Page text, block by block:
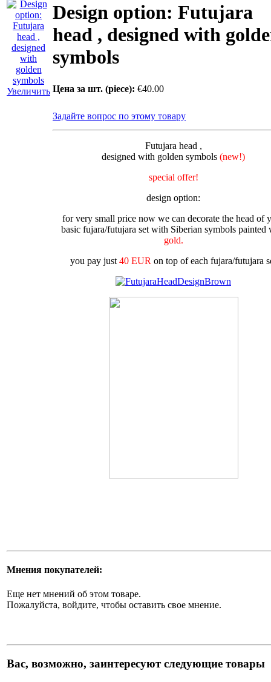
Увеличить
Design option: Futujara
head , designed with
symbols
Цена за шт. (piece): €40.00
Задайте вопрос по этому товару
Futujara head ,
designed with golden symbols (new!)
special offer!
design option:
for very small price now we can decorate the head of
basic fujara/futujara set with Siberian symbols painted
gold.
you pay just 40 EUR on top of each fujara/futujara
Мнения покупателей:
Еще нет мнений об этом товаре.
Пожалуйста, войдите, чтобы оставить свое мнение.
Вас, возможно, заинтересуют следующие товары